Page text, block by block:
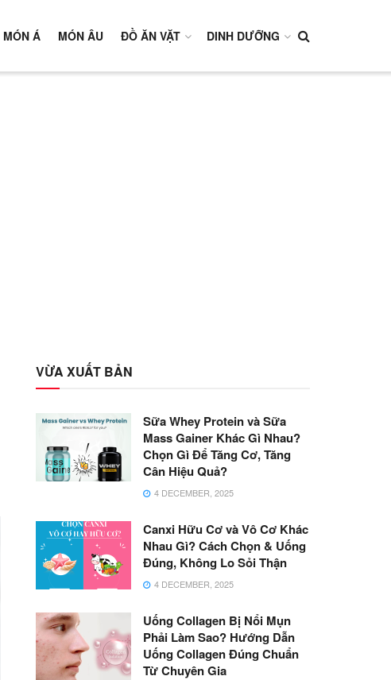
MÓN Á MÓN ÂU ĐỒ ĂN VẶT DINH DƯỠNG
VỪA XUẤT BẢN
Sữa Whey Protein và Sữa
Mass Gainer Khác Gì Nhau?
Chọn Gì Để Tăng Cơ, Tăng
Cân Hiệu Quả?
4 DECEMBER, 2025
Canxi Hữu Cơ và Vô Cơ Khác
Nhau Gì? Cách Chọn & Uống
Đúng, Không Lo Sỏi Thận
4 DECEMBER, 2025
Uống Collagen Bị Nổi Mụn
Phải Làm Sao? Hướng Dẫn
Uống Collagen Đúng Chuẩn
Từ Chuyên Gia